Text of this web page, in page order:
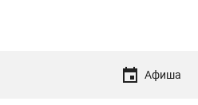
Афиша